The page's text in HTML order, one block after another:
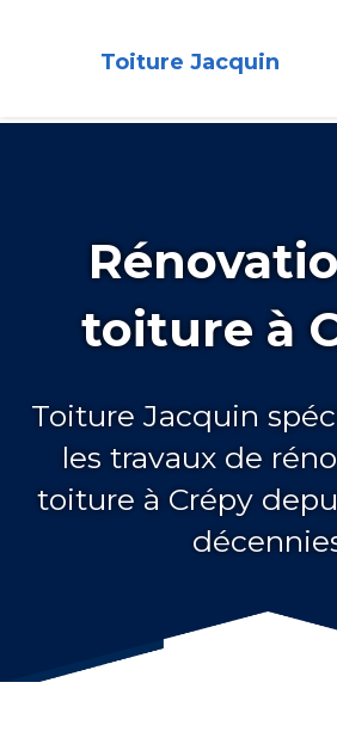
Toiture Jacquin
toiture à
Toiture Jacquin
les travaux de
toiture à Crépy